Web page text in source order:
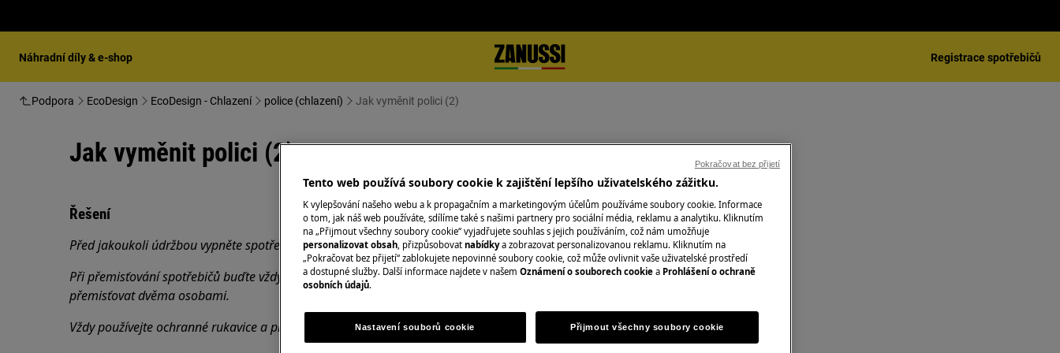
Náhradní díly & e-shop Registrace spotřebičů
Podpora EcoDesign EcoDesign - Chlazení police (chlazení) Jak vyměnit polici (2)
Jak vyměnit polici (2)
Řešení
Před jakoukoli údržbou vypněte spotřebič a vytáhněte zástrčku zezásuvky.
Při přemisťování spotřebičů buďte vždy opatrní, u těžkých spotřebičů je nutné jej
přemisťovat dvěma osobami.
Vždy používejte ochranné rukavice a přiloženou obuv.
Tento web používá soubory cookie k zajištění lepšího uživatelského zážitku.
K vylepšování našeho webu a k propagačním a marketingovým účelům používáme soubory cookie. Informace
o tom, jak náš web používáte, sdílíme také s našimi partnery pro sociální média, reklamu a analytiku. Kliknutím
na „Přijmout všechny soubory cookie“ vyjadřujete souhlas s jejich používáním, což nám umožňuje
personalizovat obsah, přizpůsobovat nabídkya zobrazovat personalizovanou reklamu. Kliknutím na
„Pokračovat bez přijetí“ zablokujete nepovinné soubory cookie, což může ovlivnit vaše uživatelské prostředí
a dostupné služby. Další informace najdete v našem Oznámení o souborech cookie a Prohlášení o ochraně
osobních údajů.
Nastavení souborů cookie Přijmout všechny soubory cookie
Pokračovat bez přijetí